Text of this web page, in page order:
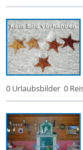
0 Urlaubsbilder 0